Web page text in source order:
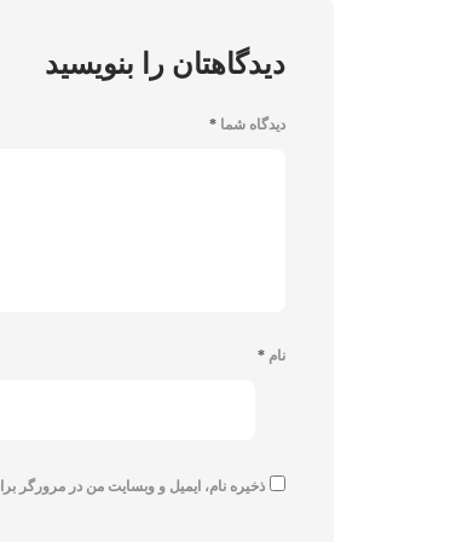
دیدگاهتان را بنویسید
دیدگاه شما *
نام *
ذخیره نام، ایمیل و وبسایت من در مرورگر